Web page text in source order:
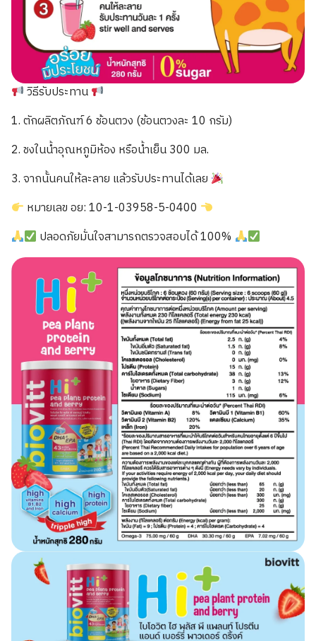
วิธีรับประทาน
1. ตักผลิตภัณฑ์ 6 ช้อนตวง (ช้อนตวงละ 10 กรัม)
2. ชงในน้ำอุณหภูมิห้อง หรือน้ำเย็น 300 มล.
3. จากนั้นคนให้ละลาย แล้วรับประทานได้เลย
หมายเลข อย: 10-1-03958-5-0400
ปลอดภัยมั่นใจสามารถตรวจสอบได้ 100%